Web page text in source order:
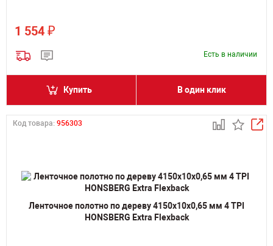
1 554 ₽
Есть в наличии
Купить В один клик
Код товара: 956303
Ленточное полотно по дереву 4150х10х0,65 мм 4 TPI
HONSBERG Extra Flexback